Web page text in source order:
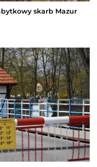
skarb Mazur